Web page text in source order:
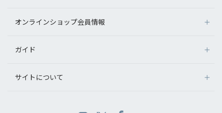
オンラインショップ会員情報
ガイド
サイトについて